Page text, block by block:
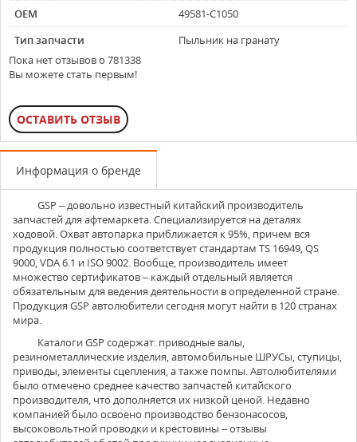
OEM
49581-C1050
Тип запчасти
Пыльник на гранату
Пока нет отзывов о 781338
Вы можете стать первым!
ОСТАВИТЬ ОТЗЫВ
Информация о бренде
GSP – довольно известный китайский производитель
запчастей для афтемаркета. Специализируется на деталях
ходовой. Охват автопарка приближается к 95%, причем вся
продукция полностью соответствует стандартам TS 16949, QS
9000, VDA 6.1 и ISO 9002. Вообще, производитель имеет
множество сертификатов – каждый отдельный является
обязательным для ведения деятельности в определенной стране.
Продукция GSP автолюбители сегодня могут найти в 120 странах
мира.
Каталоги GSP содержат: приводные валы,
резинометаллические изделия, автомобильные ШРУСы, ступицы,
приводы, элементы сцепления, а также помпы. Автолюбителями
было отмечено среднее качество запчастей китайского
производителя, что дополняется их низкой ценой. Недавно
компанией было освоено производство бензонасосов,
высоковольтной проводки и крестовины – отзывы